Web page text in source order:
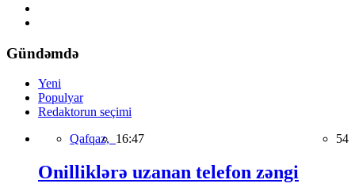
Gündəmdə
Yeni
Populyar
Redaktorun seçimi
Qafqaz, 16:47 54
Onilliklərə uzanan telefon zəngi